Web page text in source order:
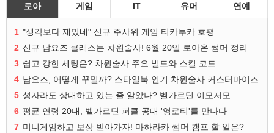
로아 게임 IT 유머 연예
1 "생각보다 재밌네" 신규 주사위 게임 티카투카 호평
2 신규 남요즈 클래스는 차원술사! 6월 20일 로아온 썸머 정리
3 쉽고 강한 세팅은? 차원술사 주요 빌드와 스킬 코드
4 남요즈, 어떻게 꾸밀까? 스타일북 인기 차원술사 커스터마이즈
5 성자라도 상대하고 있는 줄 알았나? 벨가르딘 이모저모
6 평균 연령 20대, 벨가르딘 퍼클 공대 '영로티'를 만나다
7 미니게임하고 보상 받아가자! 마하라카 썸머 캠프 할 일은?